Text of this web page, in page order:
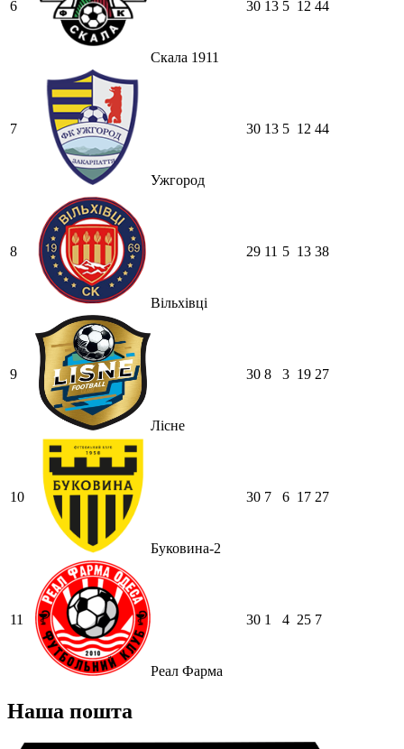
6
Скала 1911
30 13 5 12 44
7
Ужгород
30 13 5 12 44
8
Вільхівці
29 11 5 13 38
9
Лісне
30 8 3 19 27
10
Буковина-2
30 7 6 17 27
11
Реал Фарма
30 1 4 25 7
Наша пошта